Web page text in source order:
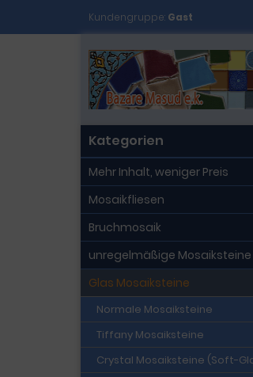
Kundengruppe: Gast
Kategorien
Mehr Inhalt, weniger Preis
Mosaikfliesen
Bruchmosaik
unregelmäßige Mosaiksteine
Glas Mosaiksteine
Normale Mosaiksteine
Tiffany Mosaiksteine
Crystal Mosaiksteine (Soft-